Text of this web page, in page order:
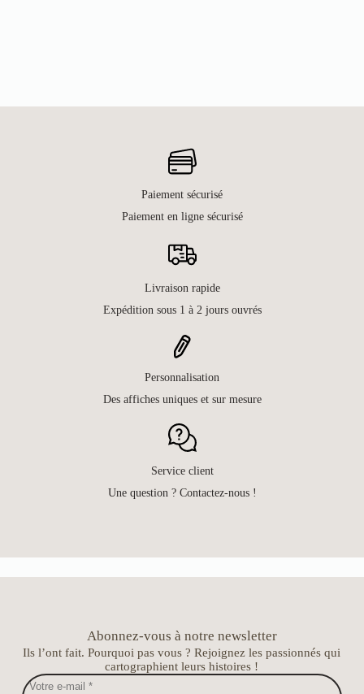
Paiement sécurisé
Paiement en ligne sécurisé
Livraison rapide
Expédition sous 1 à 2 jours ouvrés
Personnalisation
Des affiches uniques et sur mesure
Service client
Une question ? Contactez-nous !
Abonnez-vous à notre newsletter
Ils l’ont fait. Pourquoi pas vous ? Rejoignez les passionnés qui
cartographient leurs histoires !